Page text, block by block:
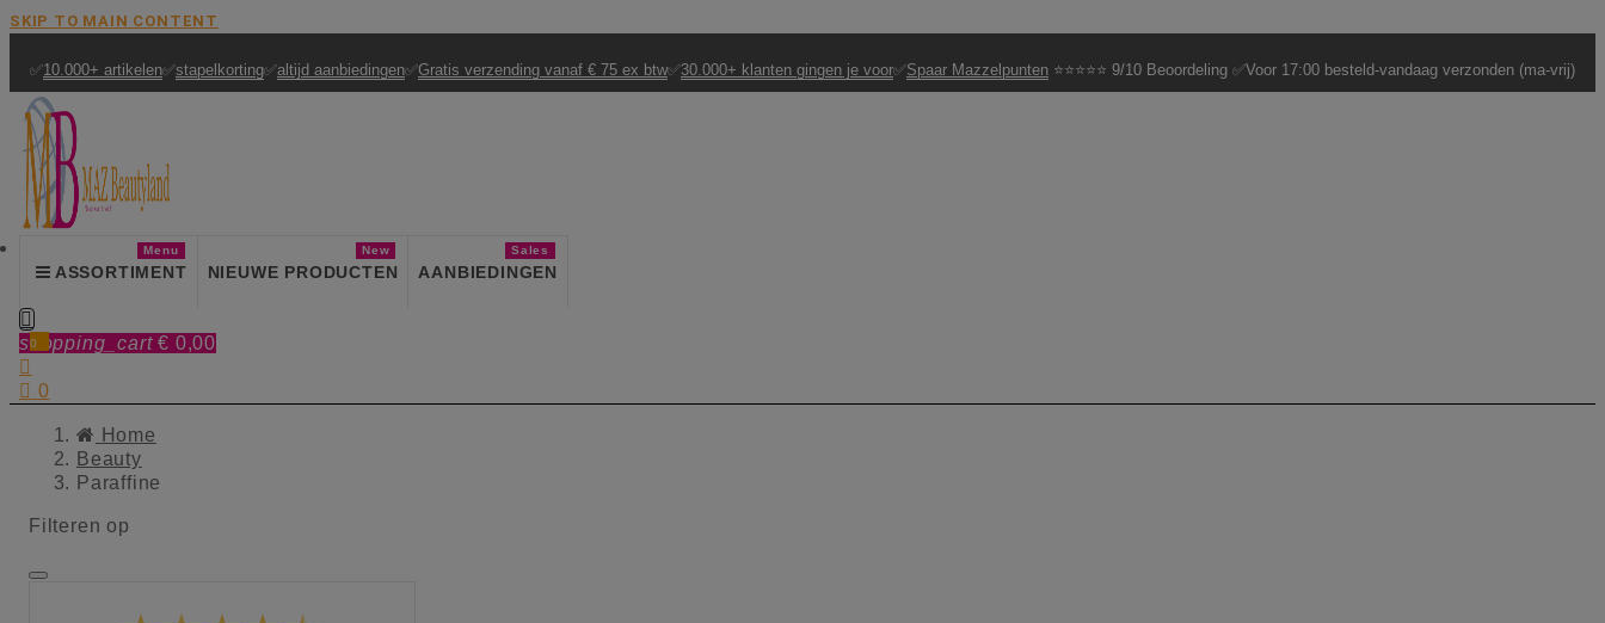
SKIP TO MAIN CONTENT
✅10.000+ artikelen✅stapelkorting✅altijd aanbiedingen✅Gratis verzending vanaf € 75 ex btw✅30.000+ klanten gingen je voor✅Spaar Mazzelpunten ⭐⭐⭐⭐⭐ 9/10 Beoordeling ✅Voor 17:00 besteld-vandaag verzonden (ma-vrij)
ASSORTIMENT
Menu
NIEUWE PRODUCTEN
New
AANBIEDINGEN
Sales

shopping_cart € 0,00
0

 0
Home
Beauty
Paraffine
Filteren op